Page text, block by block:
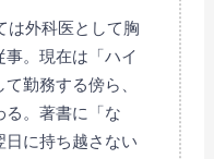
は外科医として胸
。現在は「ハイ
勤務する傍ら、
る。著書に「な
日に持ち越さない